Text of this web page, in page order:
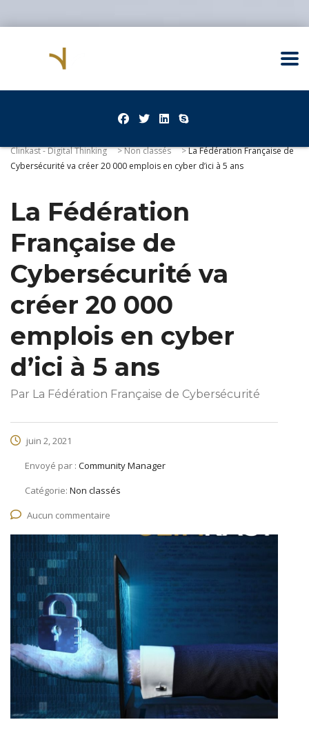
Clinkast - Digital Thinking >Non classés >La Fédération Française de
Cybersécurité va créer 20 000 emplois en cyber d’ici à 5 ans
La Fédération
Française de
Cybersécurité va
créer 20 000
emplois en cyber
d’ici à 5 ans
Par La Fédération Française de Cybersécurité
juin 2, 2021
Envoyé par : Community Manager
Catégorie: Non classés
Aucun commentaire